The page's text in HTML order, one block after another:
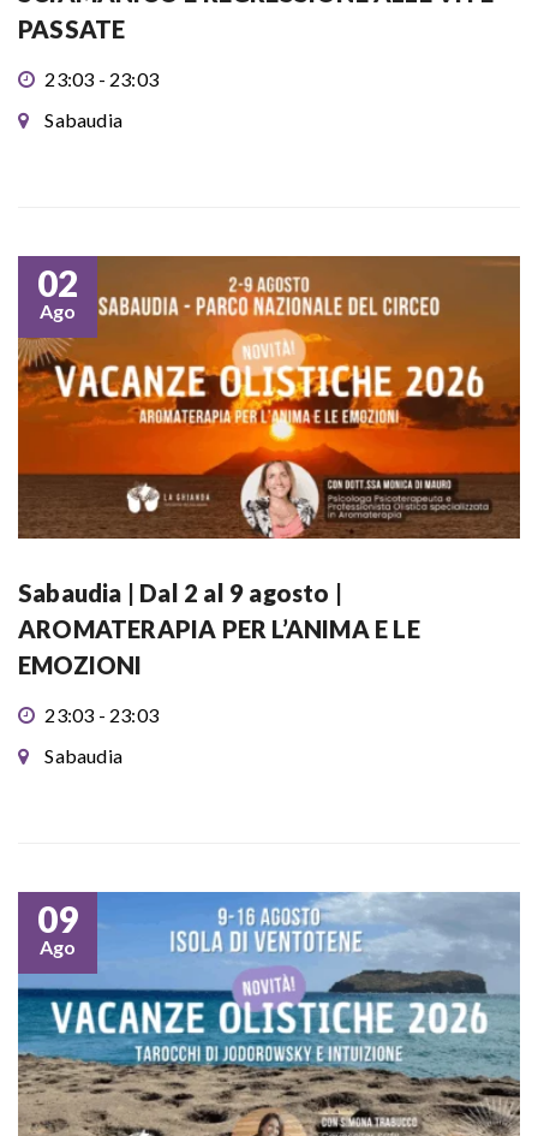
PASSATE
23:03 - 23:03
Sabaudia
02
Ago
Sabaudia | Dal 2 al 9 agosto |
AROMATERAPIA PER L’ANIMA E LE
EMOZIONI
23:03 - 23:03
Sabaudia
09
Ago